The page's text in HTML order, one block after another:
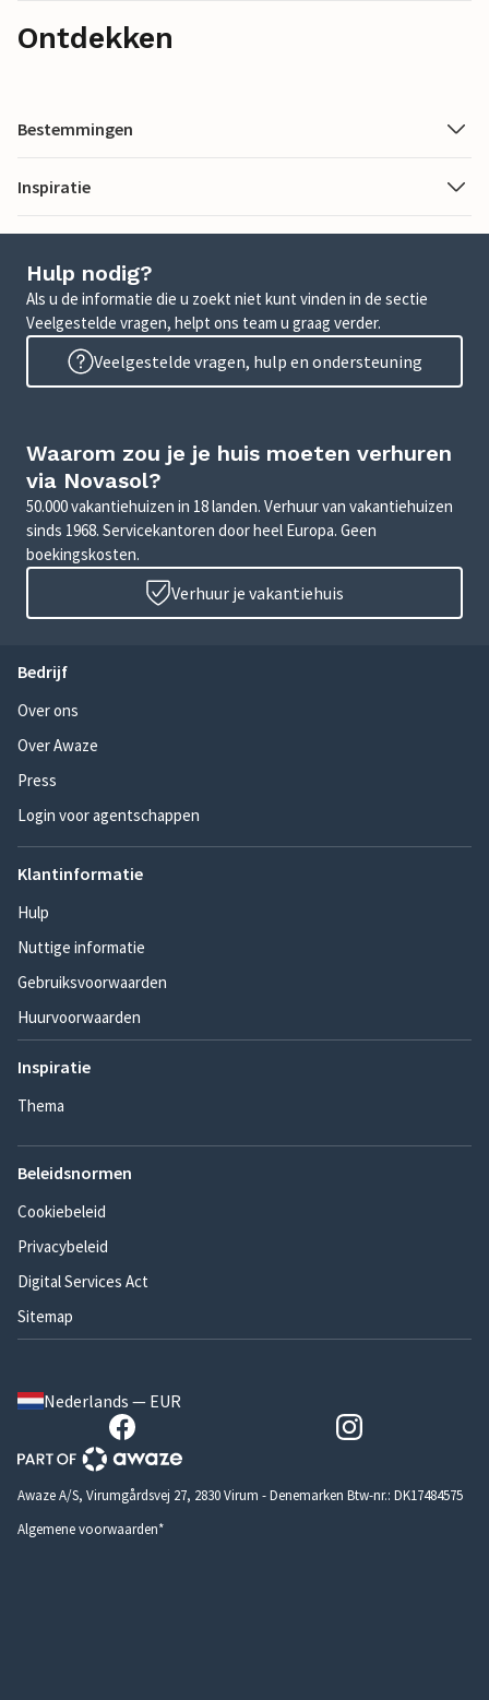
Ontdekken
Bestemmingen
Inspiratie
Hulp nodig?
Als u de informatie die u zoekt niet kunt vinden in de sectie
Veelgestelde vragen, helpt ons team u graag verder.
Veelgestelde vragen, hulp en ondersteuning
Waarom zou je je huis moeten verhuren
via Novasol?
50.000 vakantiehuizen in 18 landen. Verhuur van vakantiehuizen
sinds 1968. Servicekantoren door heel Europa. Geen
boekingskosten.
Verhuur je vakantiehuis
Bedrijf
Over ons
Over Awaze
Press
Login voor agentschappen
Klantinformatie
Hulp
Nuttige informatie
Gebruiksvoorwaarden
Huurvoorwaarden
Inspiratie
Thema
Beleidsnormen
Cookiebeleid
Privacybeleid
Digital Services Act
Sitemap
Nederlands — EUR
Awaze A/S, Virumgårdsvej 27, 2830 Virum - Denemarken Btw-nr.: DK17484575
Algemene voorwaarden*